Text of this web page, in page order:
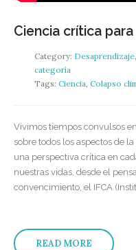
Ciencia crítica
Category: Desaprendizaje,
categoría
Tags: Ciencia, Colapso
Vivimos tiempos convulsos
sobre todos los aspectos de
una perspectiva crítica en
nuestras vidas, desde el
convencimiento, el IFCA
READ MORE